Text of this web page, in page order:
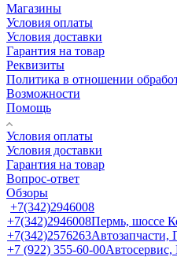
Магазины
Условия оплаты
Условия доставки
Гарантия на товар
Реквизиты
Политика в отношении
Возможности
Помощь
Условия оплаты
Условия доставки
Гарантия на товар
Вопрос-ответ
Обзоры
+7(342)2946008
+7(342)2946008Пермь, шоссе
+7(342)2576263Автозапчасти,
+7 (922) 355-60-00Автосервис,